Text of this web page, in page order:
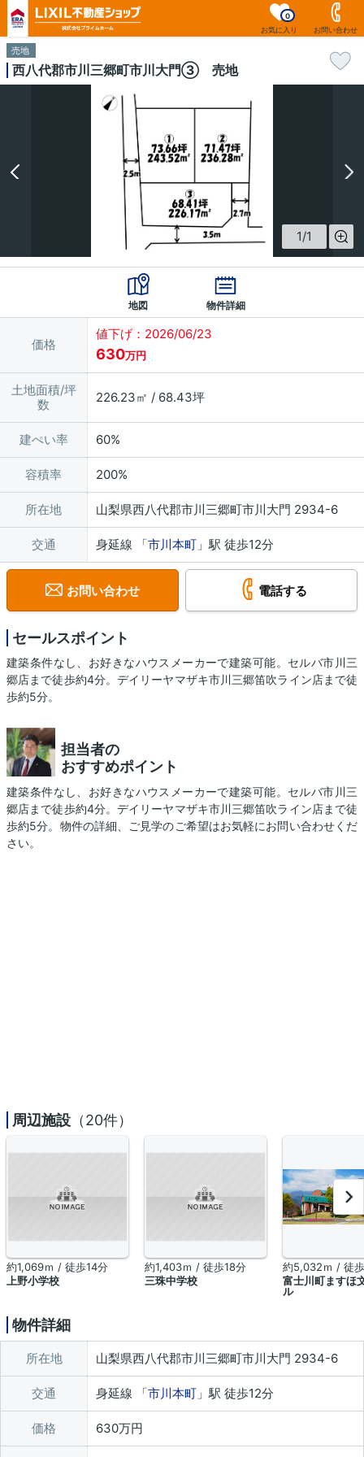
お気に入り
0
お問い合わせ
売地
西八代郡市川三郷町市川大門③ 売地
1/1
地図 物件詳細
価格
値下げ：2026/06/23
630万円
土地面積/坪
数
226.23㎡ / 68.43坪
建ぺい率 60%
容積率 200%
所在地 山梨県西八代郡市川三郷町市川大門 2934-6
交通 身延線 「市川本町 」駅 徒歩12分
お問い合わせ 電話する
セールスポイント
建築条件なし、お好きなハウスメーカーで建築可能。セルバ市川三
郷店まで徒歩約4分。デイリーヤマザキ市川三郷笛吹ライン店まで徒
歩約5分。
担当者の
おすすめポイント
建築条件なし、お好きなハウスメーカーで建築可能。セルバ市川三
郷店まで徒歩約4分。デイリーヤマザキ市川三郷笛吹ライン店まで徒
歩約5分。物件の詳細、ご見学のご希望はお気軽にお問い合わせくだ
さい。
周辺施設 （20件）
約1,069ｍ / 徒歩14分
上野小学校
約1,403ｍ / 徒歩18分
三珠中学校
約5,032ｍ / 徒
富士川町ますほ
ル
物件詳細
所在地 山梨県西八代郡市川三郷町市川大門 2934-6
交通 身延線 「市川本町 」駅 徒歩12分
価格 630万円